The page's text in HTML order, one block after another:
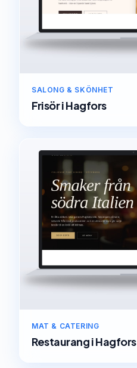
SALONG & SKÖNHET
FrisöriHagfors
MAT & CATERING
RestaurangiHagfors